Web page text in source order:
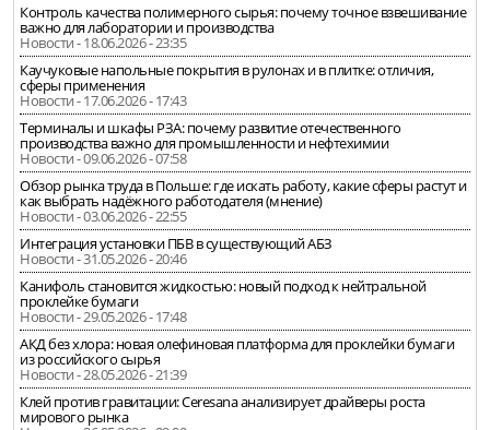
Контроль качества полимерного сырья: почему точное взвешивание
важно для лаборатории и производства
Новости - 18.06.2026 - 23:35
Каучуковые напольные покрытия в рулонах и в плитке: отличия,
сферы применения
Новости - 17.06.2026 - 17:43
Терминалы и шкафы РЗА: почему развитие отечественного
производства важно для промышленности и нефтехимии
Новости - 09.06.2026 - 07:58
Обзор рынка труда в Польше: где искать работу, какие сферы растут и
как выбрать надёжного работодателя (мнение)
Новости - 03.06.2026 - 22:55
Интеграция установки ПБВ в существующий АБЗ
Новости - 31.05.2026 - 20:46
Канифоль становится жидкостью: новый подход к нейтральной
проклейке бумаги
Новости - 29.05.2026 - 17:48
АКД без хлора: новая олефиновая платформа для проклейки бумаги
из российского сырья
Новости - 28.05.2026 - 21:39
Клей против гравитации: Ceresana анализирует драйверы роста
мирового рынка